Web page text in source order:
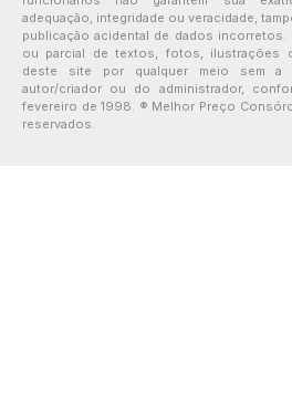
adequação, integridade ou veracidade,
publicação acidental de dados
ou parcial de textos, fotos, ilustrações
deste site por qualquer meio sem a
autor/criador ou do administrador,
fevereiro de 1998. ® Melhor Preço
reservados.